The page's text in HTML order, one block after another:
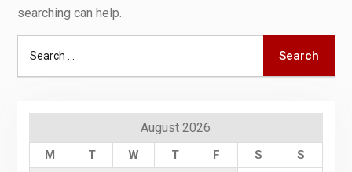
searching can help.
Search
August 2026
M T W T F S
S